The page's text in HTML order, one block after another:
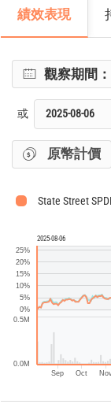
績效表現
觀察期間：
或
原幣計價
State Street
2025-08-06
Sep Oct
0.0M
0.5M
0%
5%
10%
15%
20%
25%